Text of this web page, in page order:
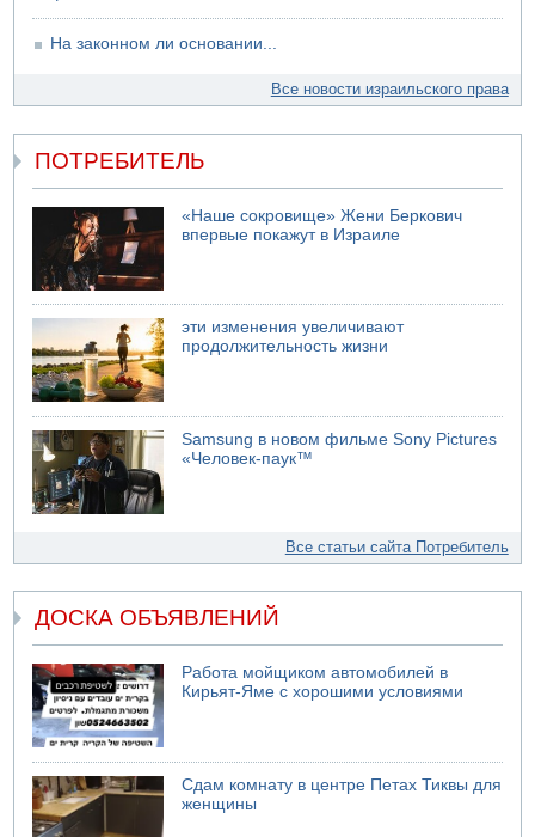
пострадал
На законном ли основании...
Все новости израильского права
ПОТРЕБИТЕЛЬ
«Наше сокровище» Жени Беркович
впервые покажут в Израиле
эти изменения увеличивают
продолжительность жизни
Samsung в новом фильме Sony Pictures
«Человек-паук™
Все статьи сайта Потребитель
ДОСКА ОБЪЯВЛЕНИЙ
Работа мойщиком автомобилей в
Кирьят-Яме с хорошими условиями
Сдам комнату в центре Петах Тиквы для
женщины